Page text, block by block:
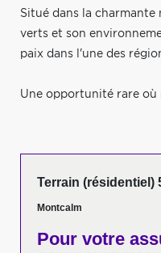
Situé dans la charmante
verts et son
paix dans l'une des
Une opportunité rare
Terrain (résidentiel)
Montcalm
Pour votre